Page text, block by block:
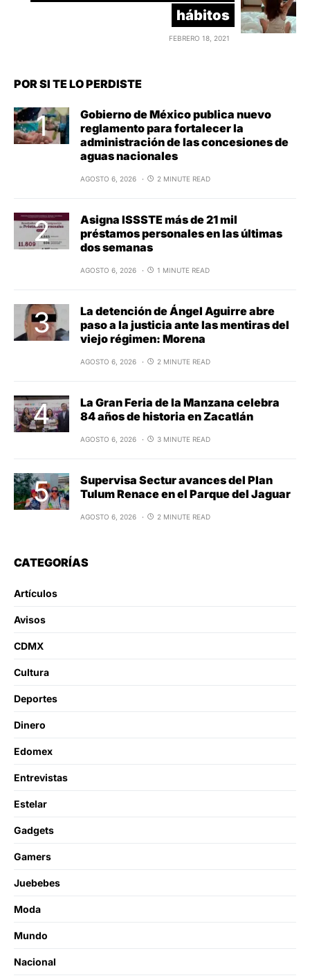
hábitos
FEBRERO 18, 2021
POR SI TE LO PERDISTE
Gobierno de México publica nuevo
reglamento para fortalecer la
administración de las concesiones de
aguas nacionales
AGOSTO 6, 2026 2 MINUTE READ
Asigna ISSSTE más de 21 mil
préstamos personales en las últimas
dos semanas
AGOSTO 6, 2026 1 MINUTE READ
La detención de Ángel Aguirre abre
paso a la justicia ante las mentiras del
viejo régimen: Morena
AGOSTO 6, 2026 2 MINUTE READ
La Gran Feria de la Manzana celebra
84 años de historia en Zacatlán
AGOSTO 6, 2026 3 MINUTE READ
Supervisa Sectur avances del Plan
Tulum Renace en el Parque del Jaguar
AGOSTO 6, 2026 2 MINUTE READ
CATEGORÍAS
Artículos
Avisos
CDMX
Cultura
Deportes
Dinero
Edomex
Entrevistas
Estelar
Gadgets
Gamers
Juebebes
Moda
Mundo
Nacional